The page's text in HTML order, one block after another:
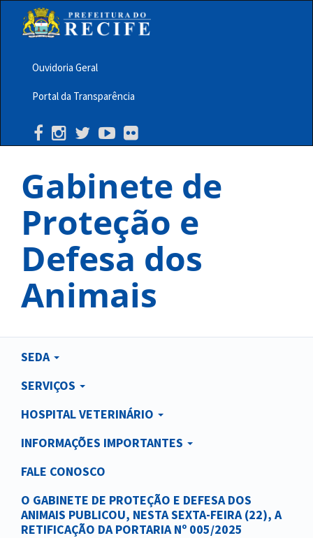
principalMenu
Barra
Topo
PCR
Ouvidoria Geral
Portal da Transparência
Gabinete de
Proteção e
Defesa dos
Animais
Main
navigation
SEDA
SERVIÇOS
HOSPITAL VETERINÁRIO
INFORMAÇÕES IMPORTANTES
FALE CONOSCO
O GABINETE DE PROTEÇÃO E DEFESA DOS
ANIMAIS PUBLICOU, NESTA SEXTA-FEIRA (22), A
RETIFICAÇÃO DA PORTARIA Nº 005/2025